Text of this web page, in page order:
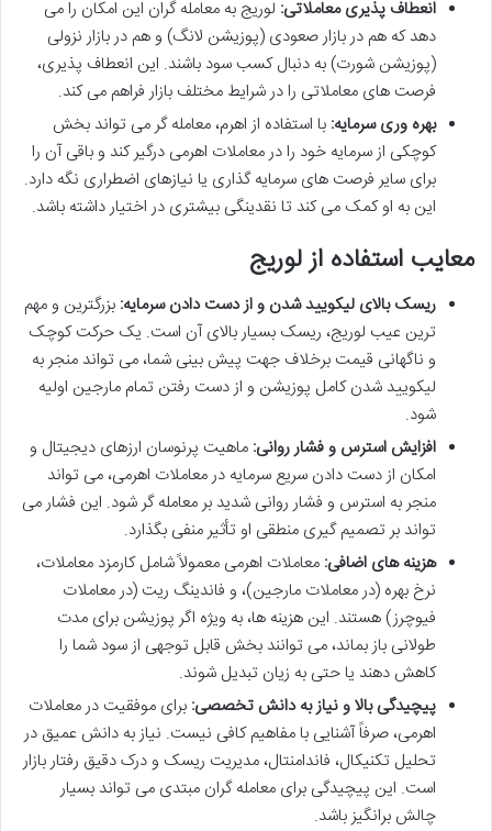
انعطاف پذیری معاملاتی: لوریج به معامله گران این امکان را می
دهد که هم در بازار صعودی (پوزیشن لانگ) و هم در بازار نزولی
(پوزیشن شورت) به دنبال کسب سود باشند. این انعطاف پذیری،
فرصت های معاملاتی را در شرایط مختلف بازار فراهم می کند.
بهره وری سرمایه: با استفاده از اهرم، معامله گر می تواند بخش
کوچکی از سرمایه خود را در معاملات اهرمی درگیر کند و باقی آن را
برای سایر فرصت های سرمایه گذاری یا نیازهای اضطراری نگه دارد.
این به او کمک می کند تا نقدینگی بیشتری در اختیار داشته باشد.
معایب استفاده از لوریج
ریسک بالای لیکویید شدن و از دست دادن سرمایه: بزرگترین و مهم
ترین عیب لوریج، ریسک بسیار بالای آن است. یک حرکت کوچک
و ناگهانی قیمت برخلاف جهت پیش بینی شما، می تواند منجر به
لیکویید شدن کامل پوزیشن و از دست رفتن تمام مارجین اولیه
شود.
افزایش استرس و فشار روانی: ماهیت پرنوسان ارزهای دیجیتال و
امکان از دست دادن سریع سرمایه در معاملات اهرمی، می تواند
منجر به استرس و فشار روانی شدید بر معامله گر شود. این فشار می
تواند بر تصمیم گیری منطقی او تأثیر منفی بگذارد.
هزینه های اضافی: معاملات اهرمی معمولاً شامل کارمزد معاملات،
نرخ بهره (در معاملات مارجین)، و فاندینگ ریت (در معاملات
فیوچرز) هستند. این هزینه ها، به ویژه اگر پوزیشن برای مدت
طولانی باز بماند، می توانند بخش قابل توجهی از سود شما را
کاهش دهند یا حتی به زیان تبدیل شوند.
پیچیدگی بالا و نیاز به دانش تخصصی: برای موفقیت در معاملات
اهرمی، صرفاً آشنایی با مفاهیم کافی نیست. نیاز به دانش عمیق در
تحلیل تکنیکال، فاندامنتال، مدیریت ریسک و درک دقیق رفتار بازار
است. این پیچیدگی برای معامله گران مبتدی می تواند بسیار
چالش برانگیز باشد.